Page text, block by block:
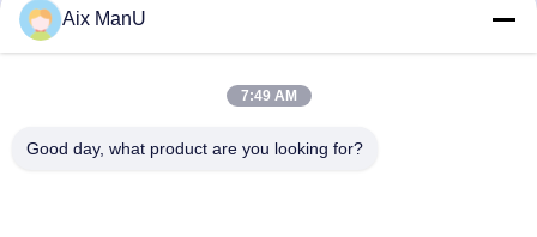
সেরা দাম পান সেরা দাম পান
Aix ManU
7:49 AM
Good day, what product are you looking for?